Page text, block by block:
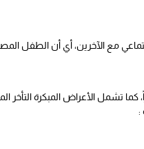
مع الآخرين، أي أن الطفل
أعراض التوحد خلال مرحلة الطفولة من 12-24
: